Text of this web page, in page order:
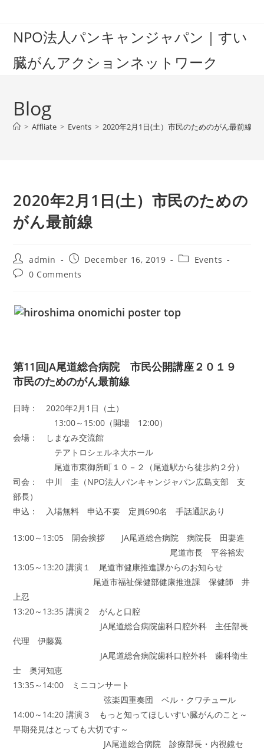
contentNPO法人パンキャンジャパン｜すい
臓がんアクションネットワーク
Blog
> Affliate > Events > 2020年2月1日(土）市民のためのがん最前線
2020年2月1日(土）市民のための
がん最前線
Post
author:
admin
Post
published:
December 16, 2019
PostEvents
Post0 Comments
第11回JA尾道総合病院 市民公開講座２０１９
市民のためのがん最前線
日時： 2020年2月1日（土）
13:00～15:00（開場 12:00）
会場： しまなみ交流館
テアトロシェルネ大ホール
尾道市東御所町１０－２（尾道駅から徒歩約２分）
司会： 中川 圭（NPO法人パンキャンジャパン広島支部 支
部長）
申込： 入場無料 申込不要 定員690名 手話通訳あり
13:00～13:05 開会挨拶 JA尾道総合病院 病院長 田妻進
尾道市長 平谷裕宏
13:05～13:20 講演１ 尾道市健康推進課からのお知らせ
尾道市福祉保健部健康推進課 保健師 井
上忍
13:20～13:35 講演２ がんと口腔
JA尾道総合病院歯科口腔外科 主任部長
代理 伊藤翼
JA尾道総合病院歯科口腔外科 歯科衛生
士 奥河知恵
13:35～14:00 ミニコンサート
弦楽四重奏団 ベル・クワチュール
14:00～14:20 講演３ もっと知ってほしいすい臓がんのこと～
早期発見はとっても大切です～
JA尾道総合病院 診療部長・内視鏡セ